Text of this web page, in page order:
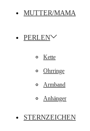
MUTTER/MAMA
PERLEN
Kette
Ohrringe
Armband
Anhänger
STERNZEICHEN